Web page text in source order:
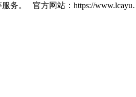
服务。 官方网站：https://